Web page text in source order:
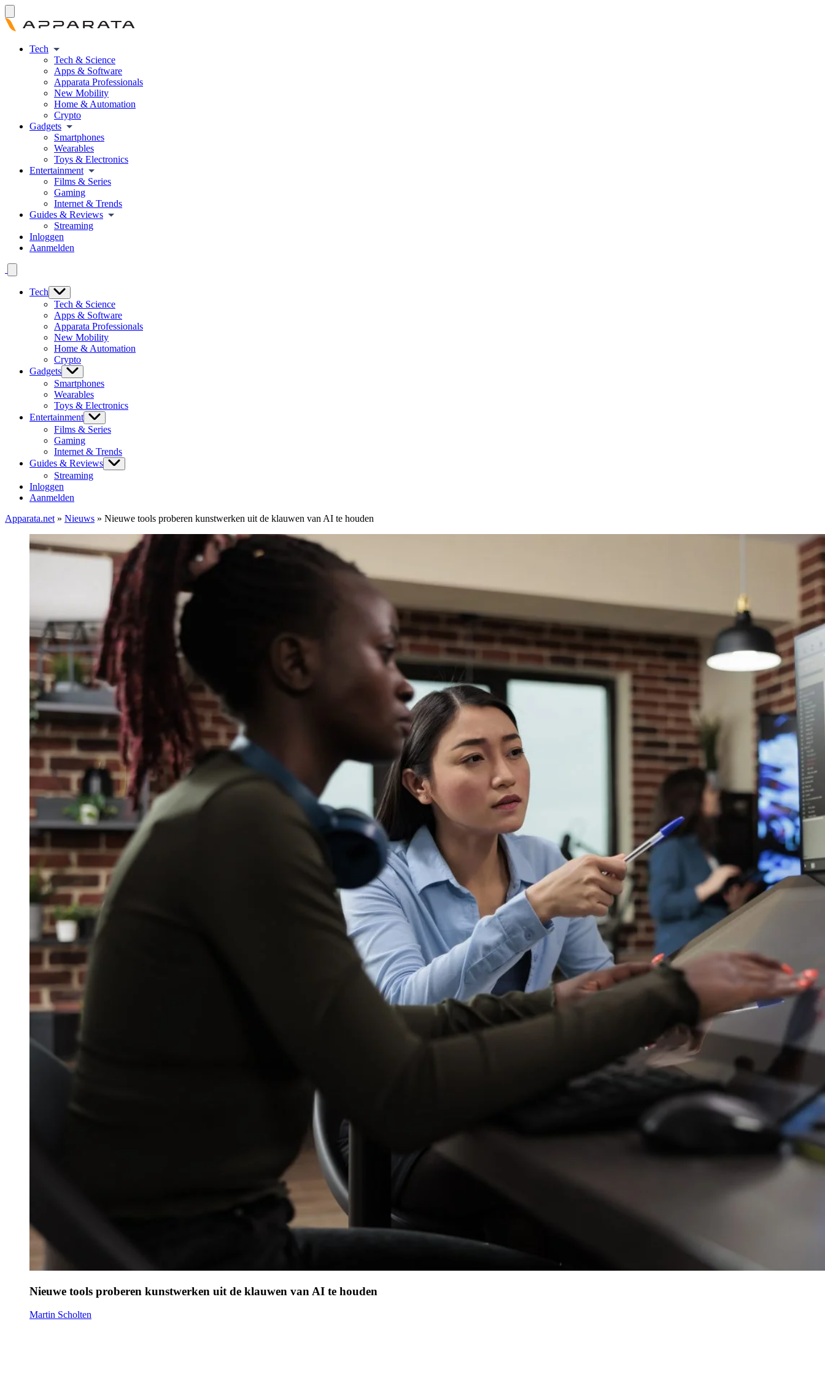
Tech
Tech & Science
Apps & Software
Apparata Professionals
New Mobility
Home & Automation
Crypto
Gadgets
Smartphones
Wearables
Toys & Electronics
Entertainment
Films & Series
Gaming
Internet & Trends
Guides & Reviews
Streaming
Inloggen
Aanmelden
Tech
Tech & Science
Apps & Software
Apparata Professionals
New Mobility
Home & Automation
Crypto
Gadgets
Smartphones
Wearables
Toys & Electronics
Entertainment
Films & Series
Gaming
Internet & Trends
Guides & Reviews
Streaming
Inloggen
Aanmelden
Apparata.net » Nieuws » Nieuwe tools proberen kunstwerken uit de klauwen van AI te houden
Nieuwe tools proberen kunstwerken uit de klauwen van AI te houden
Martin Scholten